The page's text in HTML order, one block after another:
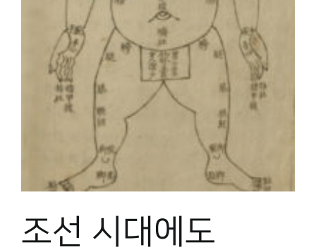
조선 시대에도